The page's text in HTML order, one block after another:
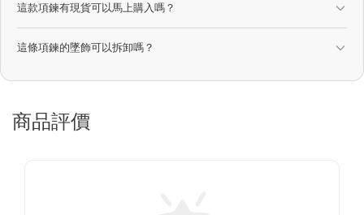
這款項鍊有現貨可以馬上購入嗎？
這條項鍊的墜飾可以拆卸嗎？
商品評價